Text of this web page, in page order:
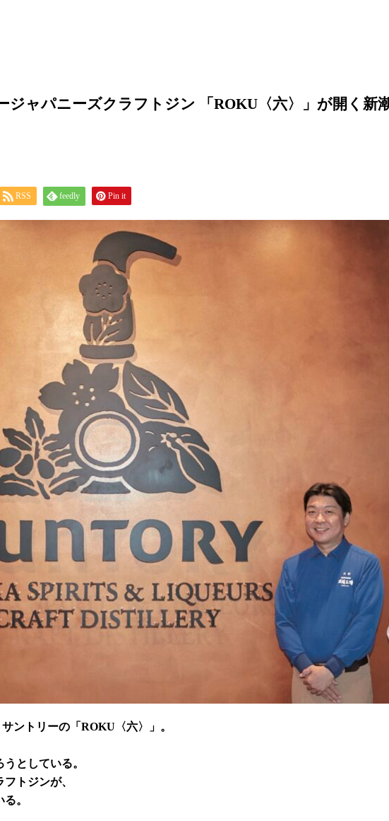
ジャパニーズクラフトジン 「ROKU〈六〉」が開く新
RSS feedly Pin it
ントリーの「ROKU〈六〉」。
としている。
トジンが、
。